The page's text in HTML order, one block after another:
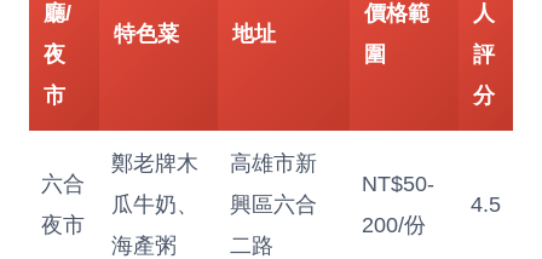
廳/
夜
市
特色菜 地址
價格範
圍
人
評
分
六合
夜市
鄭老牌木
瓜牛奶、
海產粥
高雄市新
興區六合
二路
NT$50-
200/份
4.5